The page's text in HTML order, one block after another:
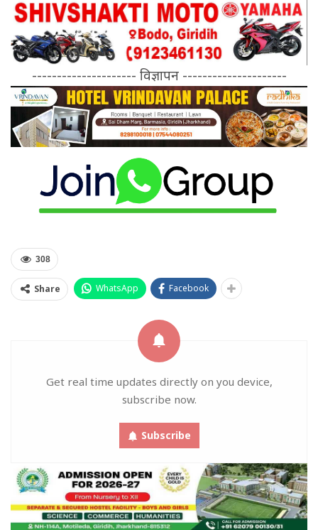
--------------------- विज्ञापन ---------------------
308
Share WhatsApp Facebook
Get real time updates directly on you device,
subscribe now.
Subscribe